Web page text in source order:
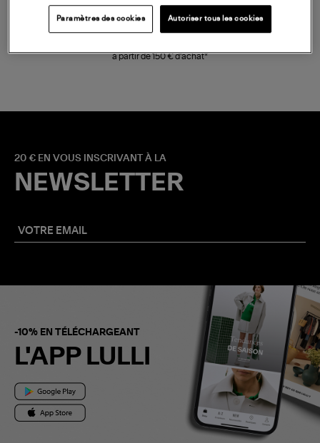
à partir de 150 € d'achat*
20 € EN VOUS INSCRIVANT À LA
NEWSLETTER
-10% EN TÉLÉCHARGEANT
L'APP LULLI
Paramètres des cookies Autoriser tous les cookies